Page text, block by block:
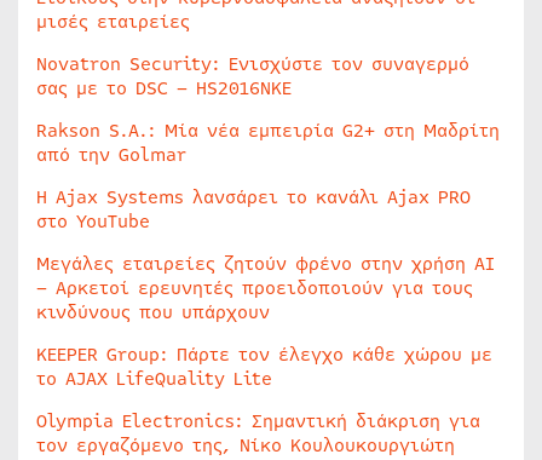
μισές εταιρείες
Novatron Security: Ενισχύστε τον συναγερμό
σας με το DSC – HS2016NKE
Rakson S.A.: Μία νέα εμπειρία G2+ στη Μαδρίτη
από την Golmar
Η Ajax Systems λανσάρει το κανάλι Ajax PRO
στο YouTube
Μεγάλες εταιρείες ζητούν φρένο στην χρήση AI
– Αρκετοί ερευνητές προειδοποιούν για τους
κινδύνους που υπάρχουν
KEEPER Group: Πάρτε τον έλεγχο κάθε χώρου με
το AJAX LifeQuality Lite
Olympia Electronics: Σημαντική διάκριση για
τον εργαζόμενο της, Νίκο Κουλουκουργιώτη